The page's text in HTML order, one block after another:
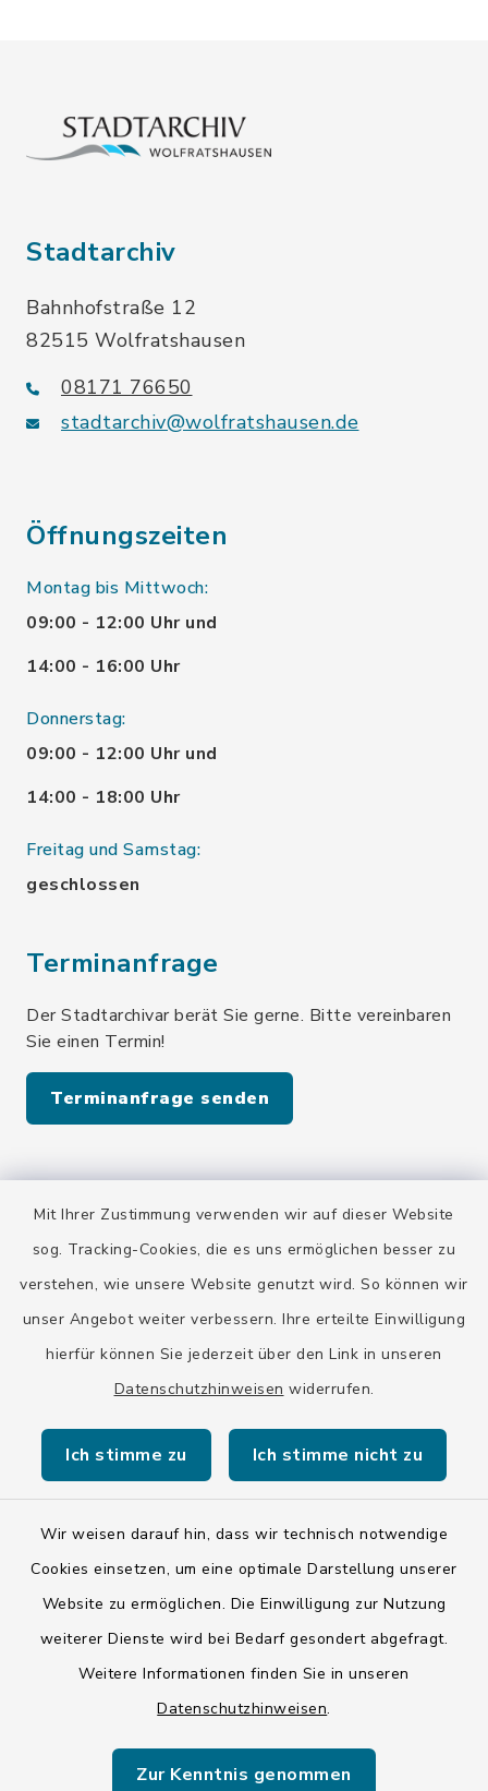
Mit Ihrer Zustimmung verwenden wir auf dieser Website
sog. Tracking-Cookies, die es uns ermöglichen besser zu
verstehen, wie unsere Website genutzt wird. So können wir
unser Angebot weiter verbessern. Ihre erteilte Einwilligung
hierfür können Sie jederzeit über den Link in unseren
Datenschutzhinweisen widerrufen.
Ich stimme zu Ich stimme nicht zu
Wir weisen darauf hin, dass wir technisch notwendige
Cookies einsetzen, um eine optimale Darstellung unserer
Website zu ermöglichen. Die Einwilligung zur Nutzung
weiterer Dienste wird bei Bedarf gesondert abgefragt.
Weitere Informationen finden Sie in unseren
Datenschutzhinweisen.
Zur Kenntnis genommen
Stadtarchiv
Bahnhofstraße 12
82515 Wolfratshausen
08171 76650
stadtarchiv@wolfratshausen.de
Öffnungszeiten
Montag bis Mittwoch:
09:00 - 12:00 Uhr und
14:00 - 16:00 Uhr
Donnerstag:
09:00 - 12:00 Uhr und
14:00 - 18:00 Uhr
Freitag und Samstag:
geschlossen
Terminanfrage
Der Stadtarchivar berät Sie gerne. Bitte vereinbaren
Sie einen Termin!
Terminanfrage senden
Quicklinks
Stadt Wolfratshausen
Kontakt
Barrierefreiheit
Impressum
ISIS 12
Sitemap
Cookie-Einstellungen